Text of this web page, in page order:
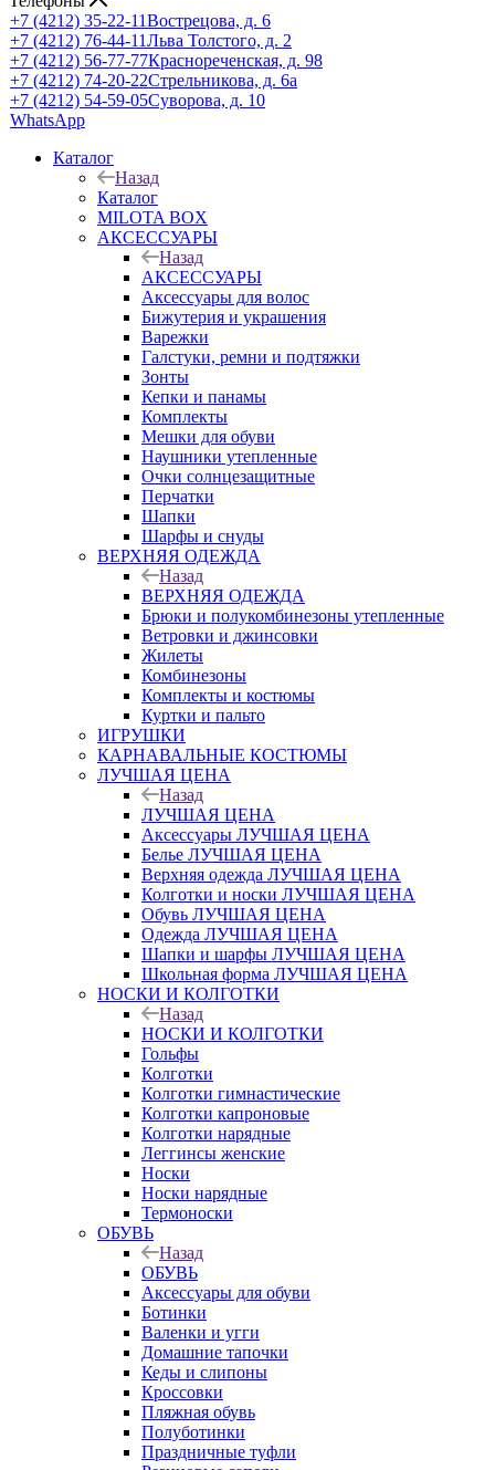
+7 (4212) 35-22-11Вострецова, д. 6
+7 (4212) 76-44-11Льва Толстого, д. 2
+7 (4212) 56-77-77Краснореченская, д. 98
+7 (4212) 74-20-22Стрельникова, д. 6а
+7 (4212) 54-59-05Суворова, д. 10
WhatsApp
Каталог
Назад
Каталог
MILOTA BOX
АКСЕССУАРЫ
Назад
АКСЕССУАРЫ
Аксессуары для волос
Бижутерия и украшения
Варежки
Галстуки, ремни и подтяжки
Зонты
Кепки и панамы
Комплекты
Мешки для обуви
Наушники утепленные
Очки солнцезащитные
Перчатки
Шапки
Шарфы и снуды
ВЕРХНЯЯ ОДЕЖДА
Назад
ВЕРХНЯЯ ОДЕЖДА
Брюки и полукомбинезоны утепленные
Ветровки и джинсовки
Жилеты
Комбинезоны
Комплекты и костюмы
Куртки и пальто
ИГРУШКИ
КАРНАВАЛЬНЫЕ КОСТЮМЫ
ЛУЧШАЯ ЦЕНА
Назад
ЛУЧШАЯ ЦЕНА
Аксессуары ЛУЧШАЯ ЦЕНА
Белье ЛУЧШАЯ ЦЕНА
Верхняя одежда ЛУЧШАЯ ЦЕНА
Колготки и носки ЛУЧШАЯ ЦЕНА
Обувь ЛУЧШАЯ ЦЕНА
Одежда ЛУЧШАЯ ЦЕНА
Шапки и шарфы ЛУЧШАЯ ЦЕНА
Школьная форма ЛУЧШАЯ ЦЕНА
НОСКИ И КОЛГОТКИ
Назад
НОСКИ И КОЛГОТКИ
Гольфы
Колготки
Колготки гимнастические
Колготки капроновые
Колготки нарядные
Леггинсы женские
Носки
Носки нарядные
Термоноски
ОБУВЬ
Назад
ОБУВЬ
Аксессуары для обуви
Ботинки
Валенки и угги
Домашние тапочки
Кеды и слипоны
Кроссовки
Пляжная обувь
Полуботинки
Праздничные туфли